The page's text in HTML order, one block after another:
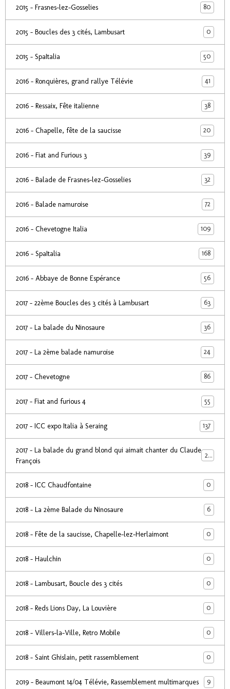
2015 - Frasnes-lez-Gosselies 80
2015 - Boucles des 3 cités, Lambusart 0
2015 - SpaItalia 50
2016 - Ronquières, grand rallye Télévie 41
2016 - Ressaix, Fête italienne 38
2016 - Chapelle, fête de la saucisse 20
2016 - Fiat and Furious 3 39
2016 - Balade de Frasnes-lez-Gosselies 32
2016 - Balade namuroise 72
2016 - Chevetogne Italia 109
2016 - SpaItalia 168
2016 - Abbaye de Bonne Espérance 56
2017 - 22ème Boucles des 3 cités à Lambusart 63
2017 - La balade du Ninosaure 36
2017 - La 2ème balade namuroise 24
2017 - Chevetogne 86
2017 - Fiat and furious 4 55
2017 - ICC expo Italia à Seraing 137
2017 - La balade du grand blond qui aimait chanter du Claude
François
24
2018 - ICC Chaudfontaine 0
2018 - La 2ème Balade du Ninosaure 6
2018 - Fête de la saucisse, Chapelle-lez-Herlaimont 0
2018 - Haulchin 0
2018 - Lambusart, Boucle des 3 cités 0
2018 - Reds Lions Day, La Louvière 0
2018 - Villers-la-Ville, Retro Mobile 0
2018 - Saint Ghislain, petit rassemblement 0
2019 - Beaumont 14/04 Télévie, Rassemblement multimarques 9